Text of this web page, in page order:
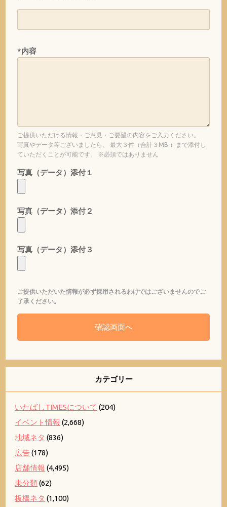
*内容
ご提供いただける情報・ご意見・ご要望の内容をご入力ください。
写真やデータ等ございましたら、 最大３件（合計３MB ）まで添付し
ていただくことが可能です。 ※必須ではありません
写真（データ）添付１
写真（データ）添付２
写真（データ）添付３
ご提供いただいた情報が必ず採用されるわけではございませんのでご
了承ください。
カテゴリー
いたばしTIMESについて (204)
イベント情報 (2,668)
地域ネタ (836)
広告(178)
店舗情報 (4,495)
未分類(62)
板橋ネタ (1,100)